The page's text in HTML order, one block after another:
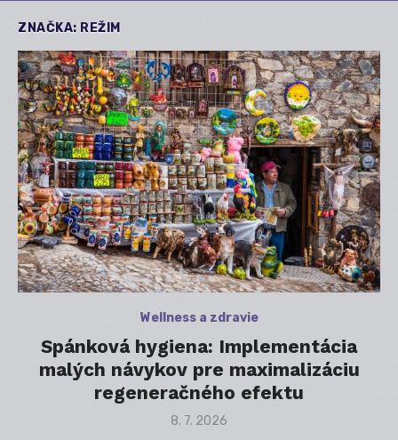
ZNAČKA: REŽIM
Wellness a zdravie
Spánková hygiena: Implementácia
malých návykov pre maximalizáciu
regeneračného efektu
Posted
8. 7. 2026